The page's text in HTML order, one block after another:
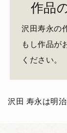
作品
沢田寿永の
もし作品が
ください。
沢田 寿永は明治